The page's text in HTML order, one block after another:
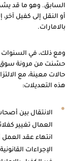
السابق. وهو ما قد
أو النقل إلى كفيل
بالامارات.
ومع ذلك، في السنوات
حسّنت من مرونة سوق
حالات معينة، مع
هذه التعديلات:
الانتقال بين
العمال تغيير
انتهاء عقد
الإجراءات